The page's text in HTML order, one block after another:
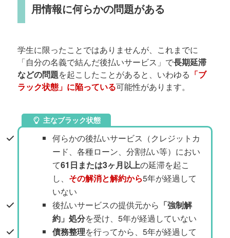
用情報に何らかの問題がある
学生に限ったことではありませんが、これまでに
「自分の名義で結んだ後払いサービス」で長期延滞
などの問題を起こしたことがあると、いわゆる 「ブ
ラック状態」に陥っている可能性があります。
主なブラック状態
何らかの後払いサービス（クレジットカ
ード、各種ローン、分割払い等）におい
て61日または3ヶ月以上の延滞を起こ
し、 その解消と解約から5年が経過して
いない
後払いサービスの提供元から 「強制解
約」処分を受け、5年が経過していない
債務整理を行ってから、5年が経過して